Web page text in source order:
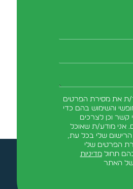
ת את מסירת הפרטים
והשימוש בהם כדי
קשר וכן לצרכים
אני מודע/ת שאוכל
שלי בכל עת,
הפרטים שלי
תחולמדיניות
האתר